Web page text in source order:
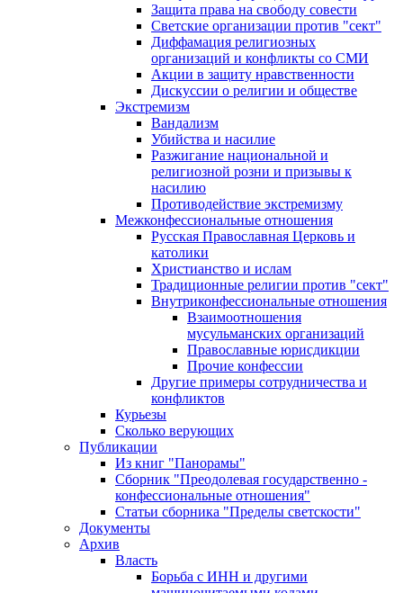
Защита права на свободу совести
Светские организации против "сект"
Диффамация религиозных
организаций и конфликты со СМИ
Акции в защиту нравственности
Дискуссии о религии и обществе
Экстремизм
Вандализм
Убийства и насилие
Разжигание национальной и
религиозной розни и призывы к
насилию
Противодействие экстремизму
Межконфессиональные отношения
Русская Православная Церковь и
католики
Христианство и ислам
Традиционные религии против "сект"
Внутриконфессиональные отношения
Взаимоотношения
мусульманских организаций
Православные юрисдикции
Прочие конфессии
Другие примеры сотрудничества и
конфликтов
Курьезы
Сколько верующих
Публикации
Из книг "Панорамы"
Сборник "Преодолевая государственно -
конфессиональные отношения"
Статьи сборника "Пределы светскости"
Документы
Архив
Власть
Борьба с ИНН и другими